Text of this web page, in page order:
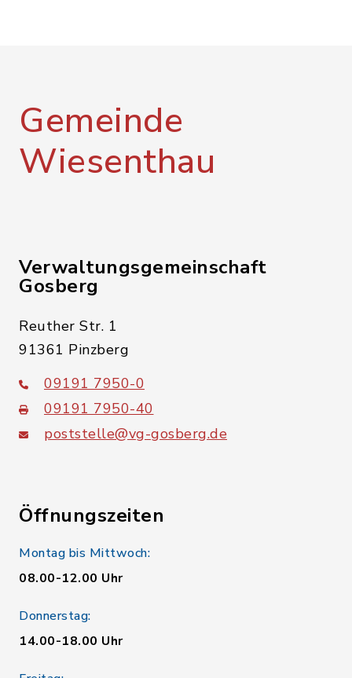
Gemeinde
Wiesenthau
Verwaltungsgemeinschaft
Gosberg
Reuther Str. 1
91361 Pinzberg
09191 7950-0
09191 7950-40
poststelle@vg-gosberg.de
Öffnungszeiten
Montag bis Mittwoch:
08.00-12.00 Uhr
Donnerstag:
14.00-18.00 Uhr